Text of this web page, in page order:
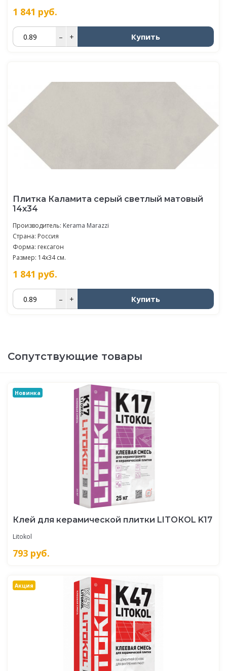
1 841 руб.
– + Купить
Плитка Каламита серый светлый матовый
14x34
Производитель: Kerama Marazzi
Страна: Россия
Форма: гексагон
Размер: 14x34 см.
1 841 руб.
– + Купить
Сопутствующие товары
Новинка
Клей для керамической плитки LITOКOL K17
Litokol
793 руб.
Акция